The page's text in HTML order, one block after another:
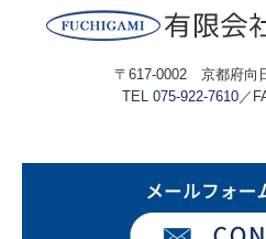
〒617-0002 京都府向
TEL 075-922-7610 ／